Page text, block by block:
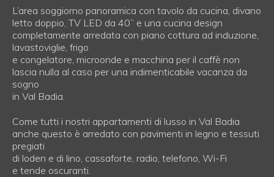
L’area soggiorno panoramica con tavolo da cucina, divano
letto doppio, TV LED da 40” e una cucina design
completamente arredata con piano cottura ad induzione,
lavastoviglie, frigo
e congelatore, microonde e macchina per il caffè non
lascia nulla al caso per una indimenticabile vacanza da
sogno
in Val Badia.
Come tutti i nostri appartamenti di lusso in Val Badia
anche questo è arredato con pavimenti in legno e tessuti
pregiati
di loden e di lino, cassaforte, radio, telefono, Wi-Fi
e tende oscuranti.